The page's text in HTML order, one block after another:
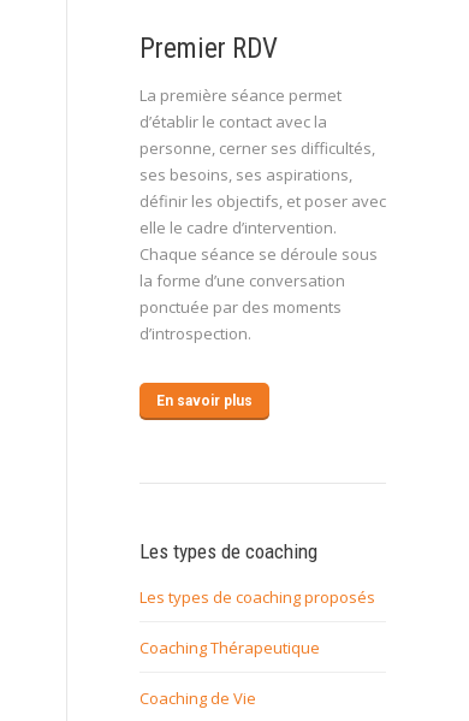
Premier RDV
La première séance permet
d’établir le contact avec la
personne, cerner ses difficultés,
ses besoins, ses aspirations,
définir les objectifs, et poser avec
elle le cadre d’intervention.
Chaque séance se déroule sous
la forme d’une conversation
ponctuée par des moments
d’introspection.
En savoir plus
Les types de coaching
Les types de coaching proposés
Coaching Thérapeutique
Coaching de Vie